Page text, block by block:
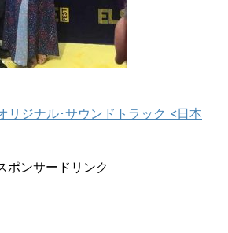
リジナル･サウンドトラック <日本
ポンサードリンク